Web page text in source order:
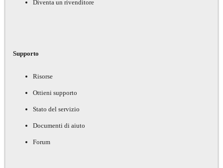
Diventa un rivenditore
Supporto
Risorse
Ottieni supporto
Stato del servizio
Documenti di aiuto
Forum